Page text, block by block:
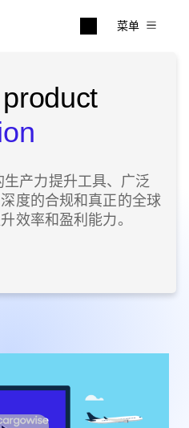
菜单
产力提升工具、广泛
度的合规和真正的全球
效率和盈利能力。